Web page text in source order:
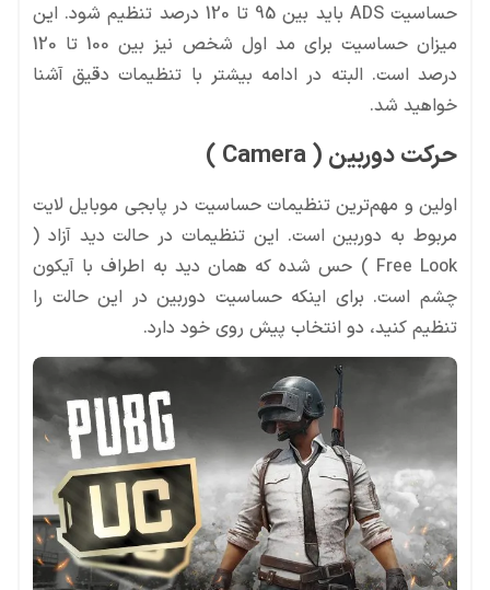
حساسیت ADS باید بین 95 تا 120 درصد تنظیم شود. این
میزان حساسیت برای مد اول شخص نیز بین 100 تا 120
درصد است. البته در ادامه بیشتر با تنظیمات دقیق آشنا
خواهید شد.
حرکت دوربین ( Camera )
اولین و مهم‌ترین تنظیمات حساسیت در پابجی موبایل لایت
مربوط به دوربین است. این تنظیمات در حالت دید آزاد (
Free Look ) حس شده که همان دید به اطراف با آیکون
چشم است. برای اینکه حساسیت دوربین در این حالت را
تنظیم کنید، دو انتخاب پیش روی خود دارد.